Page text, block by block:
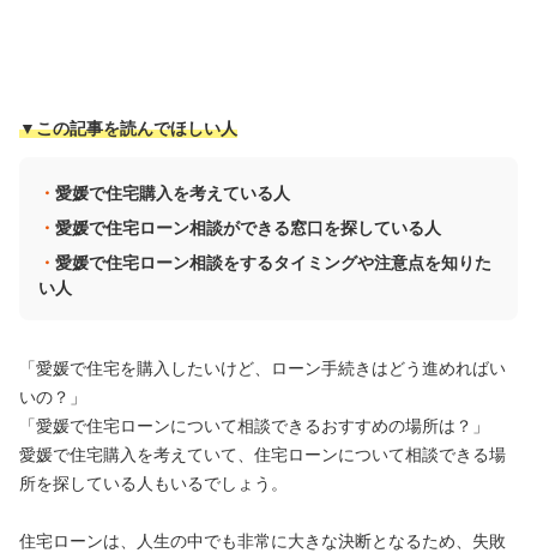
▼この記事を読んでほしい人
愛媛で住宅購入を考えている人
愛媛で住宅ローン相談ができる窓口を探している人
愛媛で住宅ローン相談をするタイミングや注意点を知りた
い人
「愛媛で住宅を購入したいけど、ローン手続きはどう進めればい
いの？」
「愛媛で住宅ローンについて相談できるおすすめの場所は？」
愛媛で住宅購入を考えていて、住宅ローンについて相談できる場
所を探している人もいるでしょう。
住宅ローンは、人生の中でも非常に大きな決断となるため、失敗